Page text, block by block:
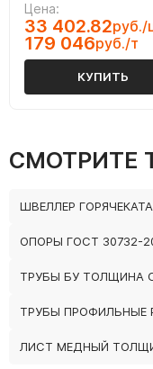
Цена:
33 402.82руб./
179 046руб./т
КУПИТЬ
СМОТРИТЕ
ШВЕЛЛЕР
ОПОРЫ ГОСТ 30732-
ТРУБЫ БУ ТОЛЩИНА
ТРУБЫ ПРОФИЛЬНЫЕ
ЛИСТ МЕДНЫЙ